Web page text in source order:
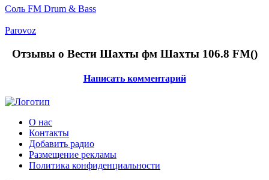
Соль FM Drum & Bass
Parovoz
Отзывы о Вести Шахты фм Шахты 106.8 FM()
Написать комментарий
О нас
Контакты
Добавить радио
Размещение рекламы
Политика конфиденциальности